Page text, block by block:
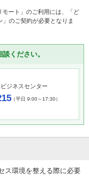
モート」のご利用には、「ど
」のご契約が必要となりま
ください。
ジネスセンター
（平日 9:00～17:30）
ス環境を整える際に必要